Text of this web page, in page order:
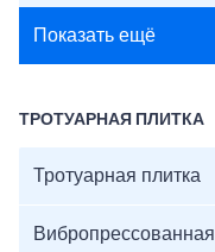
Показать ещё
ТРОТУАРНАЯ ПЛИТКА
Тротуарная плитка
Вибропрессованная